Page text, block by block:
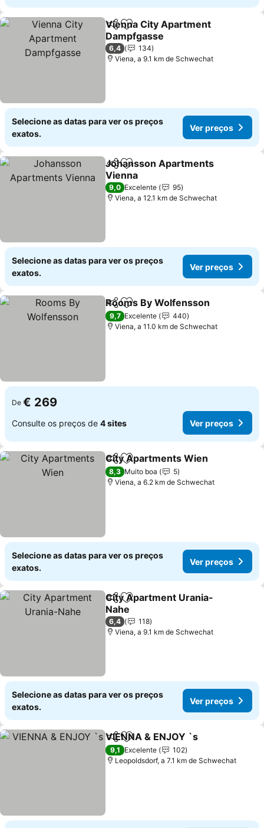
PartilharAdicionar aos favoritos
Vienna City Apartment
Dampfgasse
6,4
134
Viena, a 9.1 km de Schwechat
Selecione as datas para ver os preços
exatos.
Ver preços
PartilharAdicionar aos favoritos
Johansson Apartments
Vienna
9,0 Excelente
95
Viena, a 12.1 km de Schwechat
Selecione as datas para ver os preços
exatos.
Ver preços
PartilharAdicionar aos favoritos
Rooms By Wolfensson
9,7 Excelente
440
Viena, a 11.0 km de Schwechat
De € 269
Consulte os preços de 4 sites Ver preços
PartilharAdicionar aos favoritos
City Apartments Wien
8,3 Muito boa
5
Viena, a 6.2 km de Schwechat
Selecione as datas para ver os preços
exatos.
Ver preços
PartilharAdicionar aos favoritos
City Apartment Urania-
Nahe
6,4
118
Viena, a 9.1 km de Schwechat
Selecione as datas para ver os preços
exatos.
Ver preços
PartilharAdicionar aos favoritos
VIENNA & ENJOY `s
9,1 Excelente
102
Leopoldsdorf, a 7.1 km de Schwechat